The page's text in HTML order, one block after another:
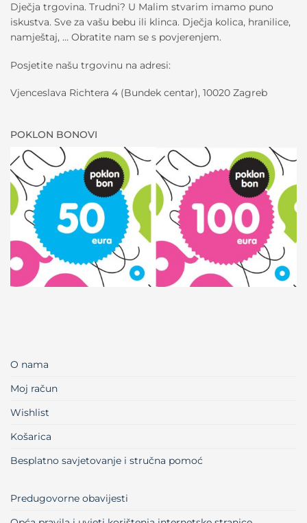
Dječja trgovina. Trudni? U Malim stvarim imamo puno
iskustva. Sve za vašu bebu ili klinca. Dječja kolica, hranilice,
namještaj, … Obratite nam se s povjerenjem.
Posjetite našu trgovinu na adresi:
Vjenceslava Richtera 4 (Bundek centar), 10020 Zagreb
POKLON BONOVI
O nama
Moj račun
Wishlist
Košarica
Besplatno savjetovanje i stručna pomoć
Predugovorne obavijesti